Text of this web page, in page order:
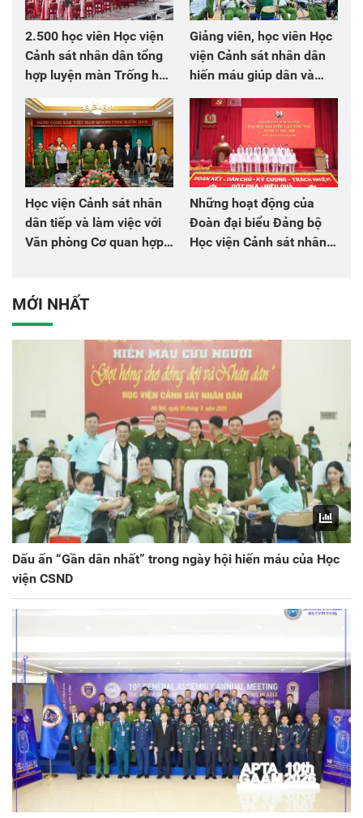
2.500 học viên Học viện
Cảnh sát nhân dân tổng
hợp luyện màn Trống hội
chào mừng Đại hội Đảng
Giảng viên, học viên Học
viện Cảnh sát nhân dân
hiến máu giúp dân và
đồng đội
Học viện Cảnh sát nhân
dân tiếp và làm việc với
Văn phòng Cơ quan hợp
Những hoạt động của
Đoàn đại biểu Đảng bộ
Học viện Cảnh sát nhân
MỚI NHẤT
Dấu ấn “Gần dân nhất” trong ngày hội hiến máu của Học
viện CSND